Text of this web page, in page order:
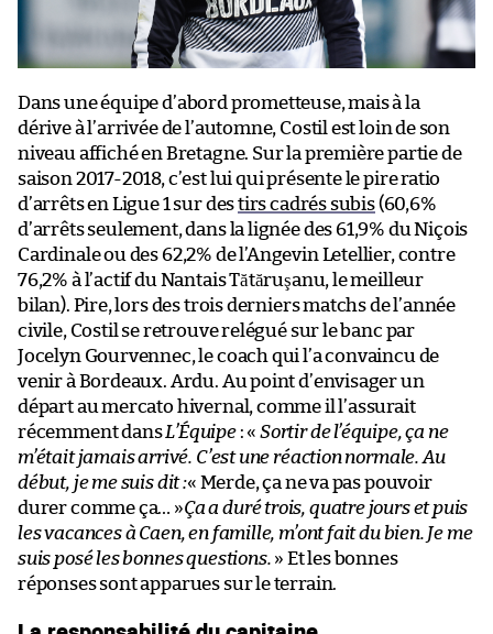
Dans une équipe d’abord prometteuse, mais à la
dérive à l’arrivée de l’automne, Costil est loin de son
niveau affiché en Bretagne. Sur la première partie de
saison 2017-2018, c’est lui qui présente le pire ratio
d’arrêts en Ligue 1 sur destirs cadrés subis(60,6%
d’arrêts seulement, dans la lignée des 61,9% du Niçois
Cardinale ou des 62,2% de l’Angevin Letellier, contre
76,2% à l’actif du Nantais Tătăruşanu, le meilleur
bilan). Pire, lors des trois derniers matchs de l’année
civile, Costil se retrouve relégué sur le banc par
Jocelyn Gourvennec, le coach qui l’a convaincu de
venir à Bordeaux. Ardu. Au point d’envisager un
départ au mercato hivernal, comme il l’assurait
récemment dansL’Équipe: « Sortir de l’équipe, ça ne
m’était jamais arrivé. C’est une réaction normale. Au
début, je me suis dit :« Merde, ça ne va pas pouvoir
durer comme ça… »Ça a duré trois, quatre jours et puis
les vacances à Caen, en famille, m’ont fait du bien. Je me
suis posé les bonnes questions. » Et les bonnes
réponses sont apparues sur le terrain.